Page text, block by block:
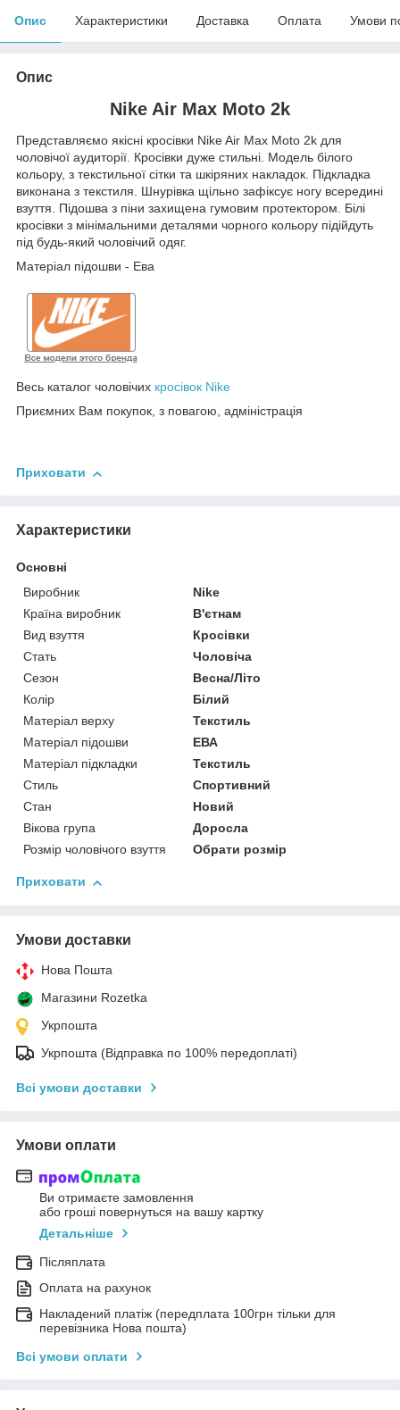
Опис Характеристики Доставка Оплата Умови
Опис
Nike Air Max Moto 2k
Представляємо якісні кросівки Nike Air Max Moto 2k для
чоловічої аудиторії. Кросівки дуже стильні. Модель білого
кольору, з текстильної сітки та шкіряних накладок. Підкладка
виконана з текстиля. Шнурівка щільно зафіксує ногу всередині
взуття. Підошва з піни захищена гумовим протектором. Білі
кросівки з мінімальними деталями чорного кольору підійдуть
під будь-який чоловічий одяг.
Матеріал підошви - Ева
Весь каталог чоловічих кросівок Nike
Приємних Вам покупок, з повагою, адміністрація
Приховати
Характеристики
Основні
Виробник
Nike
Країна виробник
В'єтнам
Вид взуття
Кросівки
Стать
Чоловіча
Сезон
Весна/Літо
Колір
Білий
Матеріал верху
Текстиль
Матеріал підошви
ЕВА
Матеріал підкладки
Текстиль
Стиль
Спортивний
Стан
Новий
Вікова група
Доросла
Розмір чоловічого взуття
Обрати розмір
Приховати
Умови доставки
Нова Пошта
Магазини Rozetka
Укрпошта
Укрпошта (Відправка по 100% передоплаті)
Всі умови доставки
Умови оплати
Ви отримаєте замовлення
або гроші повернуться на вашу картку
Детальніше
Післяплата
Оплата на рахунок
Накладений платіж (передплата 100грн тільки для
перевізника Нова пошта)
Всі умови оплати